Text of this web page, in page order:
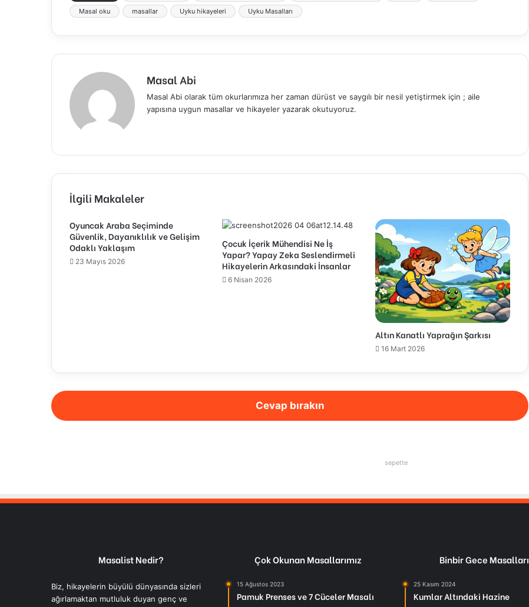
Masal oku
masallar Uyku hikayeleri Uyku Masalları
Masal Abi
Masal Abi olarak tüm okurlarımıza her zaman dürüst ve saygılı bir nesil yetiştirmek için ; aile
yapısına uygun masallar ve hikayeler yazarak okutuyoruz.
İlgili Makaleler
Oyuncak Araba Seçiminde
Güvenlik, Dayanıklılık ve Gelişim
Odaklı Yaklaşım
23 Mayıs 2026
Çocuk İçerik Mühendisi Ne İş
Yapar? Yapay Zeka Seslendirmeli
Hikayelerin Arkasındaki İnsanlar
6 Nisan 2026
Altın Kanatlı Yaprağın Şarkısı
16 Mart 2026
Cevap bırakın
sepette
Masalist Nedir?
Biz, hikayelerin büyülü dünyasında sizleri
ağırlamaktan mutluluk duyan genç ve
Çok Okunan Masallarımız
15 Ağustos 2023
Pamuk Prenses ve 7 Cüceler Masalı
Binbir Gece Masalları
25 Kasım 2024
Kumlar Altındaki Hazine